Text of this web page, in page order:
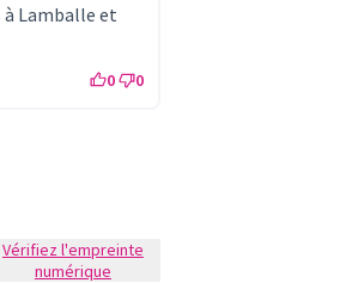
Lamballe et
0 0
Vérifiez l'empreinte
numérique